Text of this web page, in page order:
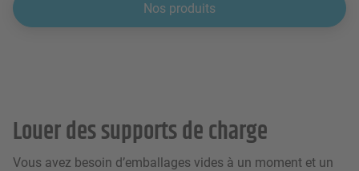
Nos produits
Louer des supports de charge
Vous avez besoin d’emballages vides à un moment et un